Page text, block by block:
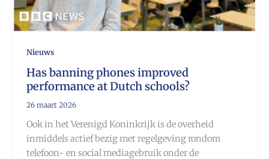
Nieuws
Has banning phones improved
performance at Dutch schools?
26 maart 2026
Ook in het Verenigd Koninkrijk is de overheid
inmiddels actief bezig met regelgeving rondom
telefoon- en social mediagebruik onder de